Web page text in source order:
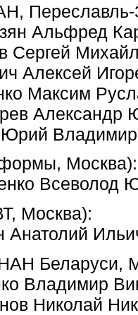
Переславль-
Альфред
Сергей
Алексей
Максим
Александр
Москва):
Всеволод
Москва):
Анатолий
Беларуси,
Владимир
Николай